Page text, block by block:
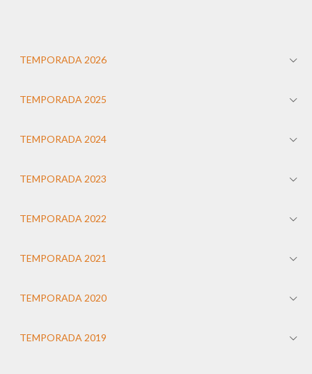
TEMPORADA 2026
TEMPORADA 2025
TEMPORADA 2024
TEMPORADA 2023
TEMPORADA 2022
TEMPORADA 2021
TEMPORADA 2020
TEMPORADA 2019